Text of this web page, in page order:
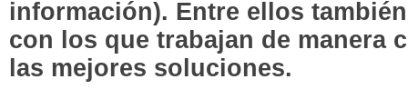
información). Entre ellos
con los que trabajan de manera
las mejores soluciones.